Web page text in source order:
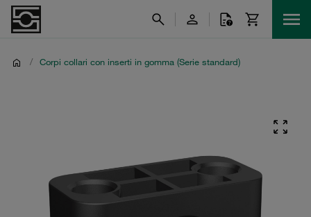
/ Corpi collari con inserti in gomma (Serie standard)